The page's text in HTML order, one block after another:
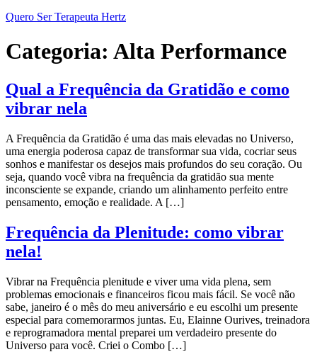
Quero Ser Terapeuta Hertz
Categoria: Alta Performance
Qual a Frequência da Gratidão e como
vibrar nela
A Frequência da Gratidão é uma das mais elevadas no Universo,
uma energia poderosa capaz de transformar sua vida, cocriar seus
sonhos e manifestar os desejos mais profundos do seu coração. Ou
seja, quando você vibra na frequência da gratidão sua mente
inconsciente se expande, criando um alinhamento perfeito entre
pensamento, emoção e realidade. A […]
Frequência da Plenitude: como vibrar
nela!
Vibrar na Frequência plenitude e viver uma vida plena, sem
problemas emocionais e financeiros ficou mais fácil. Se você não
sabe, janeiro é o mês do meu aniversário e eu escolhi um presente
especial para comemorarmos juntas. Eu, Elainne Ourives, treinadora
e reprogramadora mental preparei um verdadeiro presente do
Universo para você. Criei o Combo […]